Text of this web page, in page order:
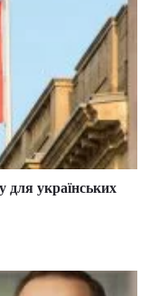
для українських